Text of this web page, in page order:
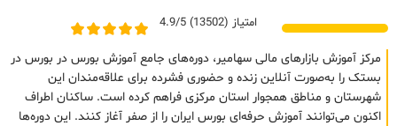
امتیاز (13502) 4.9/5
مرکز آموزش بازارهای مالی سهامیر، دوره‌های جامع آموزش بورس در بورس در
بستک را به‌صورت آنلاین زنده و حضوری فشرده برای علاقه‌مندان این
شهرستان و مناطق همجوار استان مرکزی فراهم کرده است. ساکنان اطراف
اکنون می‌توانند آموزش حرفه‌ای بورس ایران را از صفر آغاز کنند. این دوره‌ها